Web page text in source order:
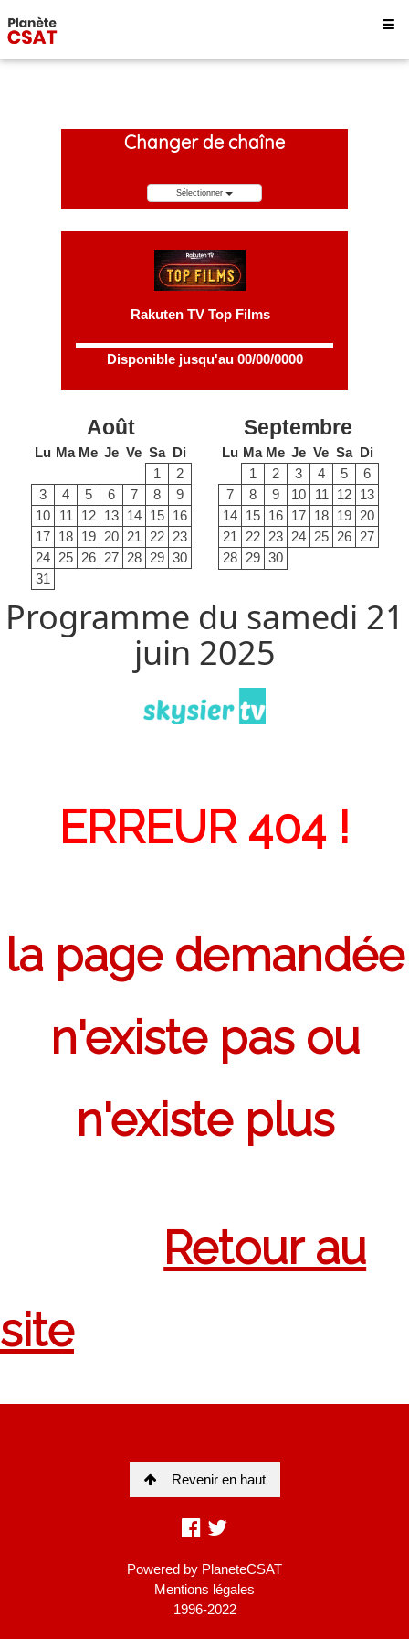
Changer de chaîne
Sélectionner
Rakuten TV Top Films
Disponible jusqu'au 00/00/0000
Août
Lu Ma Me Je Ve Sa Di
1
2
3
4 5 6 7 8
9
10
11 12 13 14 15 16
17 18 19 20 21 22 23
24 25 26 27 28 29 30
31
Septembre
Lu Ma Me Je Ve Sa Di
1
2 3 4 5
6
7
8 9 10 11 12 13
14 15 16 17 18 19 20
21
22 23 24 25 26 27
28 29 30
Programme du samedi 21
juin 2025
Revenir en haut
Powered by PlaneteCSAT
Mentions légales
1996-2022